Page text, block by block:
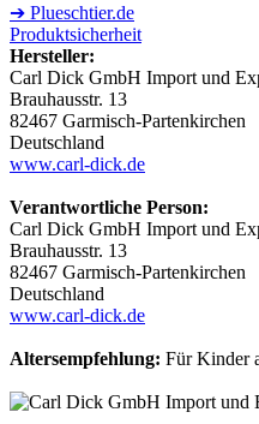
➔ Plueschtier.de
Produktsicherheit
Hersteller:
Carl Dick GmbH Import und
Brauhausstr. 13
82467 Garmisch-Partenkirchen
Deutschland
www.carl-dick.de
Verantwortliche Person:
Carl Dick GmbH Import und
Brauhausstr. 13
82467 Garmisch-Partenkirchen
Deutschland
www.carl-dick.de
Altersempfehlung: Für Kinder